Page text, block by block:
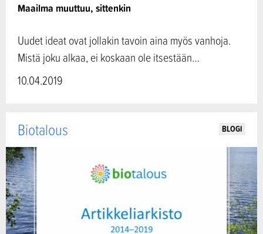
Maailma muuttuu, sittenkin
Uudet ideat ovat jollakin tavoin aina myös vanhoja.
Mistä joku alkaa, ei koskaan ole itsestään…
10.04.2019
Biotalous BLOGI